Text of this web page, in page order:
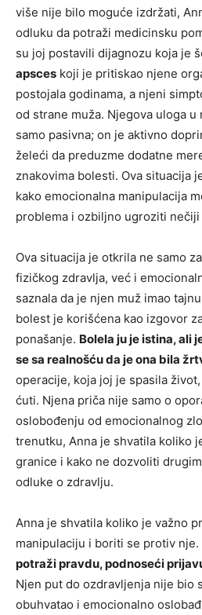
više nije bilo moguće izdržati,
odluku da potraži medicinsku
su joj postavili dijagnozu koja je
apsces koji je pritiskao njene
postojala godinama, a njeni
od strane muža. Njegova uloga
samo pasivna; on je aktivno
želeći da preduzme dodatne
znakovima bolesti. Ova situacija
kako emocionalna manipulacija
problema i ozbiljno ugroziti nečiji
Ova situacija je otkrila ne samo
fizičkog zdravlja, već i
saznala da je njen muž imao
bolest je korišćena kao izgovor
ponašanje. Bolela ju je istina, ali
se sa realnošću da je ona bila
operacije, koja joj je spasila
ćuti. Njena priča nije samo o
oslobođenju od emocionalnog
trenutku, Anna je shvatila koliko
granice i kako ne dozvoliti
odluke o zdravlju.
Anna je shvatila koliko je važno
manipulaciju i boriti se protiv nje.
potraži pravdu, podnoseći
Njen put do ozdravljenja nije bio
obuhvatao i emocionalno